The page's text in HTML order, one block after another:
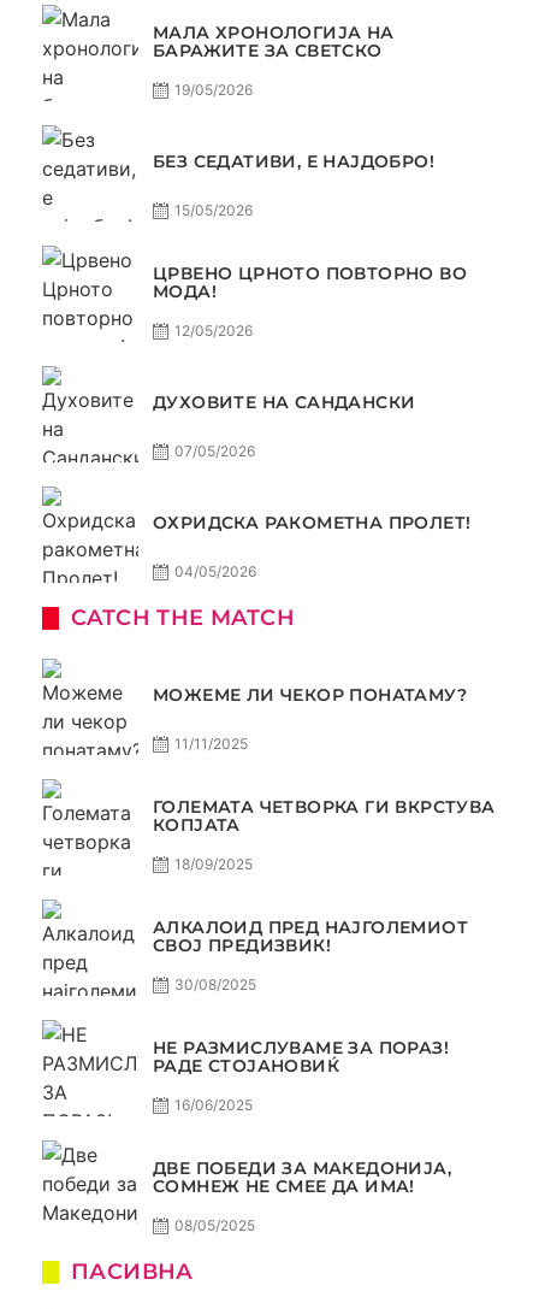
МАЛА ХРОНОЛОГИЈА НА
БАРАЖИТЕ ЗА СВЕТСКО
19/05/2026
БЕЗ СЕДАТИВИ, Е НАЈДОБРО!
15/05/2026
ЦРВЕНО ЦРНОТО ПОВТОРНО ВО
МОДА!
12/05/2026
ДУХОВИТЕ НА САНДАНСКИ
07/05/2026
ОХРИДСКА РАКОМЕТНА ПРОЛЕТ!
04/05/2026
CATCH THE MATCH
МОЖЕМЕ ЛИ ЧЕКОР ПОНАТАМУ?
11/11/2025
ГОЛЕМАТА ЧЕТВОРКА ГИ ВКРСТУВА
КОПЈАТА
18/09/2025
АЛКАЛОИД ПРЕД НАЈГОЛЕМИОТ
СВОЈ ПРЕДИЗВИК!
30/08/2025
НЕ РАЗМИСЛУВАМЕ ЗА ПОРАЗ!
РАДЕ СТОЈАНОВИЌ
16/06/2025
ДВЕ ПОБЕДИ ЗА МАКЕДОНИЈА,
СОМНЕЖ НЕ СМЕЕ ДА ИМА!
08/05/2025
ПАСИВНА